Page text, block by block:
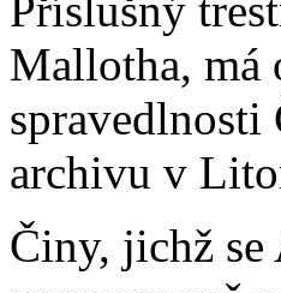
Mallotha, má
spravedlnosti
archivu v
Činy, jichž